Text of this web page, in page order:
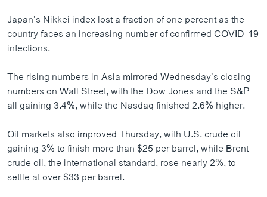
Japan’s Nikkei index lost a fraction of one percent as the
country faces an increasing number of confirmed COVID-19
infections.
The rising numbers in Asia mirrored Wednesday’s closing
numbers on Wall Street, with the Dow Jones and the S&P
all gaining 3.4%, while the Nasdaq finished 2.6% higher.
Oil markets also improved Thursday, with U.S. crude oil
gaining 3% to finish more than $25 per barrel, while Brent
crude oil, the international standard, rose nearly 2%, to
settle at over $33 per barrel.